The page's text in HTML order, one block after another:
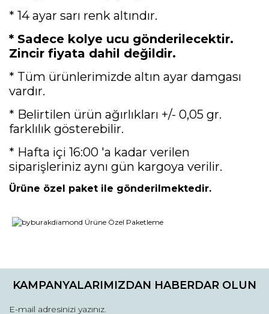
* 14 ayar sarı renk altındır.
* Sadece kolye ucu gönderilecektir.
Zincir fiyata dahil değildir.
* Tüm ürünlerimizde altın ayar damgası
vardır.
* Belirtilen ürün ağırlıkları +/- 0,05 gr.
farklılık gösterebilir.
* Hafta içi 16:00 'a kadar verilen
siparişleriniz aynı gün kargoya verilir.
Ürüne özel paket ile gönderilmektedir.
konularda yetersiz gördüğünüz noktaları öneri formunu
Görüş ve önerileriniz için teşekkür ederiz.
KAMPANYALARIMIZDAN HABERDAR OLUN